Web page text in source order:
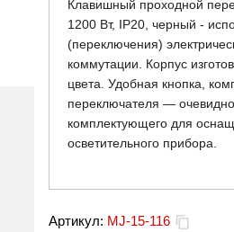
Клавишный проходной
1200 Вт, IP20, черный -
(переключения)
коммутации. Корпус
цвета. Удобная кнопка,
переключателя —
комплектующего для
осветительного прибора.
Артикул: MJ-15-116